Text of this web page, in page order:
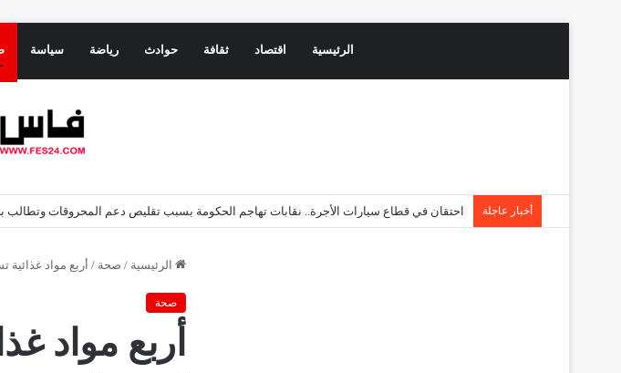
الرئيسية اقتصاد ثقافة حوادث رياضة سياسة
أخبار عاجلة احتقان في قطاع سيارات الأجرة.. نقابات تهاجم الحكومة بسبب تقليص دعم المحروقات
الرئيسية / صحة / أربع مواد
صحة
أربع مواد